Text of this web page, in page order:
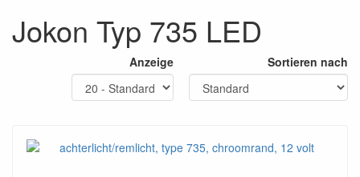
Jokon Typ 735 LED
Anzeige Sortieren nach